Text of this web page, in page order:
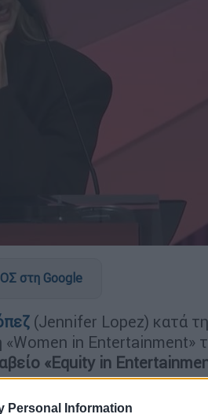
Personal Information
στη Google
(Jennifer Lopez) κατά τη
in Entertainment»
«Equity in